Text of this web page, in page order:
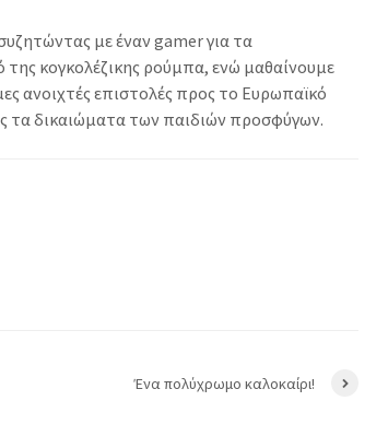
με έναν gamer για τα
της κογκολέζικης ρούμπα, ενώ μαθαίνουμε
ανοιχτές επιστολές προς το Ευρωπαϊκό
τα δικαιώματα των παιδιών προσφύγων.
Ένα πολύχρωμο καλοκαίρι!